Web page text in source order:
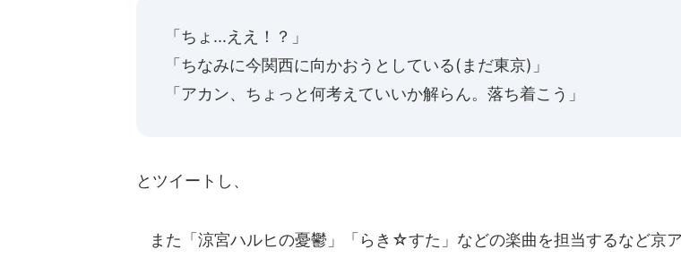
「ちょ...ええ！？」
「ちなみに今関西に向かおうとしている(まだ東京)」
「アカン、ちょっと何考えていいか解らん。落ち着こう」
とツイートし、
また「涼宮ハルヒの憂鬱」「らき☆すた」などの楽曲を担当するなど京